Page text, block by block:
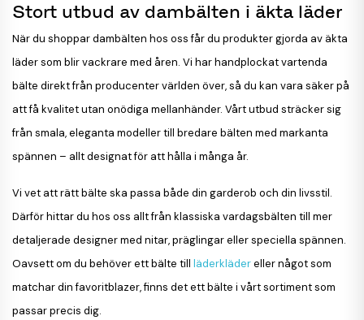
Stort utbud av dambälten i äkta läder
När du shoppar dambälten hos oss får du produkter gjorda av äkta
läder som blir vackrare med åren. Vi har handplockat vartenda
bälte direkt från producenter världen över, så du kan vara säker på
att få kvalitet utan onödiga mellanhänder. Vårt utbud sträcker sig
från smala, eleganta modeller till bredare bälten med markanta
spännen – allt designat för att hålla i många år.
Vi vet att rätt bälte ska passa både din garderob och din livsstil.
Därför hittar du hos oss allt från klassiska vardagsbälten till mer
detaljerade designer med nitar, präglingar eller speciella spännen.
Oavsett om du behöver ett bälte till läderklädereller något som
matchar din favoritblazer, finns det ett bälte i vårt sortiment som
passar precis dig.